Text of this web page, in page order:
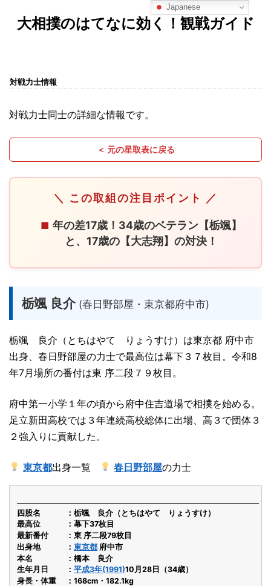
大相撲のはてなに効く！観戦ガイド
対戦力士情報
対戦力士同士の詳細な情報です。
＜ 元の星取表に戻る
＼ この取組の注目ポイント ／
■ 年の差17歳！34歳のベテラン【栃颯】
と、17歳の【大志翔】の対決！
栃颯 良介 (春日野部屋・東京都府中市)
栃颯 良介（とちはやて りょうすけ）は東京都 府中市
出身、春日野部屋の力士で最高位は幕下３７枚目。令和8
年7月場所の番付は東 序二段７９枚目。
府中第一小学１年の頃から府中住吉道場で相撲を始める。
足立新田高校では３年連続高校総体に出場、高３で団体３
２強入りに貢献した。
東京都出身一覧 春日野部屋の力士
四股名
栃颯 良介（とちはやて りょうすけ）
最高位
幕下37枚目
最新番付
東 序二段79枚目
出身地
東京都 府中市
本名
橋本 良介
生年月日
平成3年(1991)10月28日（34歳）
身長・体重
168cm・182.1kg
Japanese